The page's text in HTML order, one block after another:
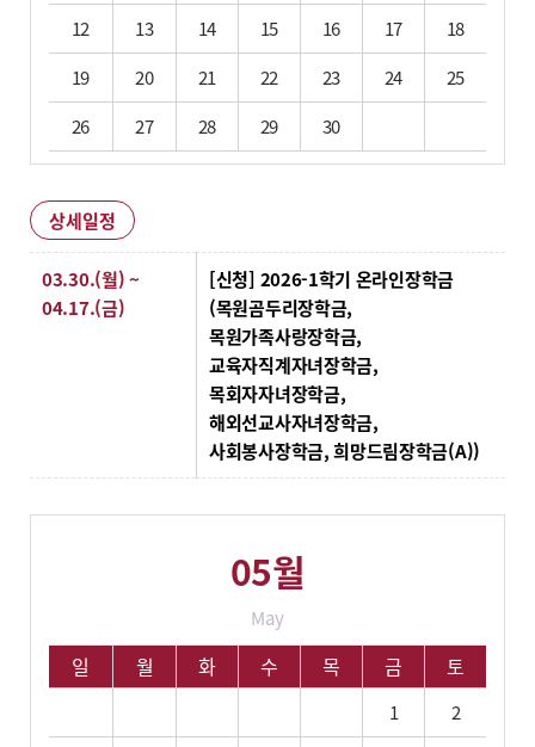
12
13 14 15 16 17
18
19
20 21 22 23 24
25
26
27 28 29 30
상세일정
상세일정
03.30.(월) ~
04.17.(금)
[신청] 2026-1학기 온라인장학금
(목원곰두리장학금,
목원가족사랑장학금,
교육자직계자녀장학금,
목회자자녀장학금,
해외선교사자녀장학금,
사회봉사장학금, 희망드림장학금(A))
05월
May
05월 학사 일정입니다.
일 월 화 수 목 금 토
1
2